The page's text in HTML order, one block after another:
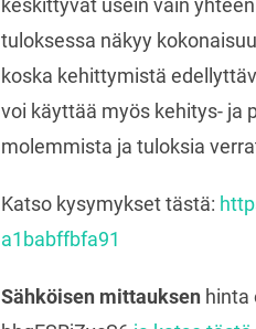
keskittyvät usein vain
tuloksessa näkyy
koska kehittymistä
voi käyttää myös kehitys- ja
molemmista ja tuloksia
Katso kysymykset tästä:
a1babffbfa91
Sähköisen mittauksenhinta